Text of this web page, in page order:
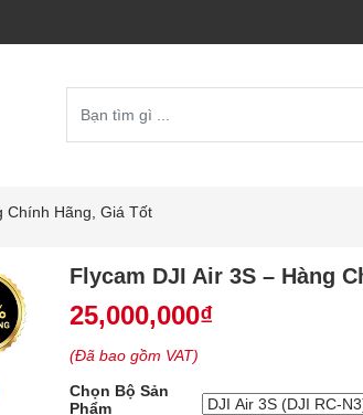
Chính Hãng, Giá Tốt
Flycam DJI Air 3S – Hàng
25,000,000₫
(Đã bao gồm VAT)
Chọn Bộ Sản
Phẩm